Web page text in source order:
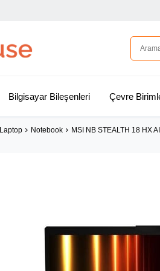
Bilgisayar Bileşenleri Çevre
Laptop Notebook MSI NB STEALTH 18 HX